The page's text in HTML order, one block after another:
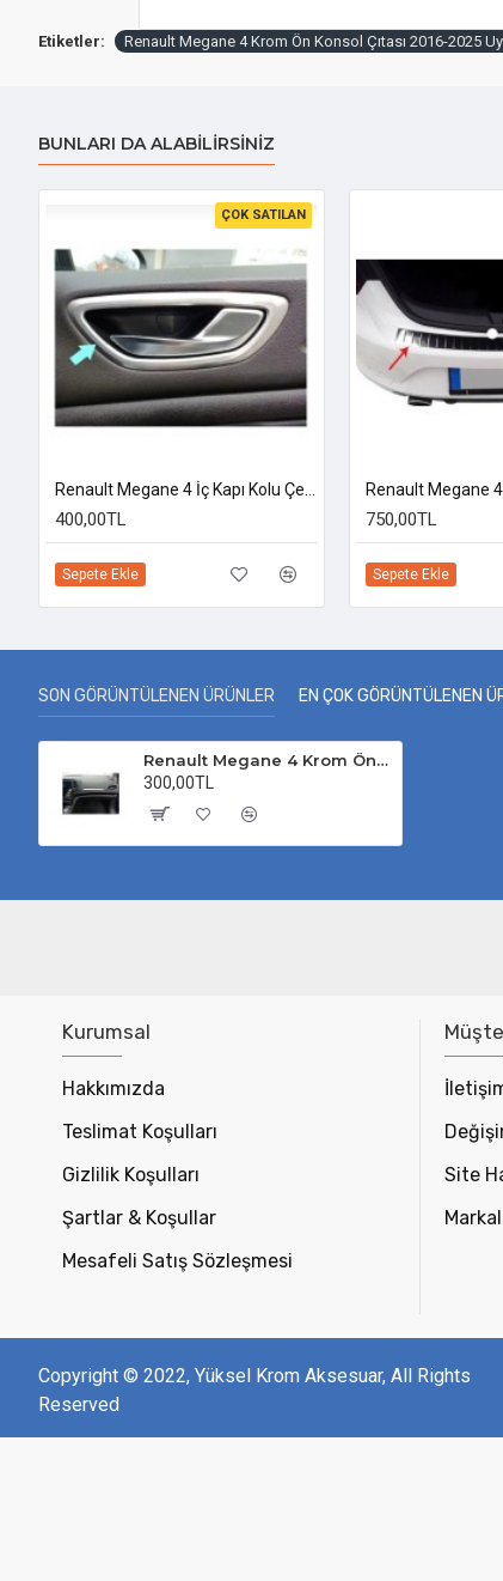
Etiketler: Renault Megane 4 Krom Ön Konsol Çıtası 2016-2025
BUNLARI DA ALABILIRSINIZ
ÇOK SATILAN
400,00TL
Sepete Ekle
750,00TL
Sepete Ekle
SON GÖRÜNTÜLENEN ÜRÜNLER EN ÇOK GÖRÜNTÜLENEN
Renault Megane 4 Krom Ön Konsol Çıtası 2016-2025 Uyumlu
300,00TL
Kurumsal
Hakkımızda
Teslimat Koşulları
Gizlilik Koşulları
Şartlar & Koşullar
Mesafeli Satış Sözleşmesi
Site
Copyright © 2022, Yüksel Krom Aksesuar, All Rights
Reserved